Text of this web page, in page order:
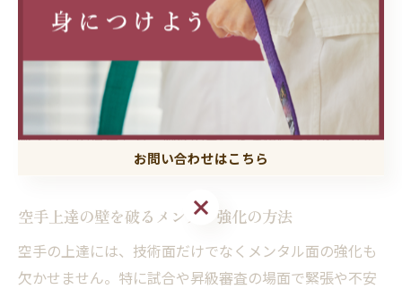
また、稽古内容の見直しや練習メニューの工夫も実践的
な対策となります。例えば、同じ技を繰り返すだけでな
く、組手やミット打ちを取り入れたり、他流派の動きも
参考にすることで、より実戦的な力が身につきます。大
阪エリアの道場でも、個々の目標や課題に合わせてサポ
ート体制が整えられています。
空手上達の壁を破るメンタル強化の方法
空手の上達には、技術面だけでなくメンタル面の強化も
欠かせません。特に試合や昇級審査の場面で緊張や不安
お問い合わせはこちら
お問い合わせはこちら